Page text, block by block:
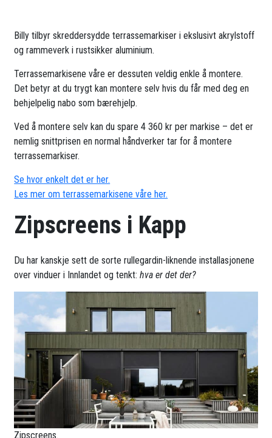
Billy tilbyr skreddersydde terrassemarkiser i ekslusivt akrylstoff
og rammeverk i rustsikker aluminium.
Terrassemarkisene våre er dessuten veldig enkle å montere.
Det betyr at du trygt kan montere selv hvis du får med deg en
behjelpelig nabo som bærehjelp.
Ved å montere selv kan du spare 4 360 kr per markise – det er
nemlig snittprisen en normal håndverker tar for å montere
terrassemarkiser.
Se hvor enkelt det er her.
Les mer om terrassemarkisene våre her.
Zipscreens i Kapp
Du har kanskje sett de sorte rullegardin-liknende installasjonene
over vinduer i Innlandet og tenkt:hva er det der?
Zipscreens.